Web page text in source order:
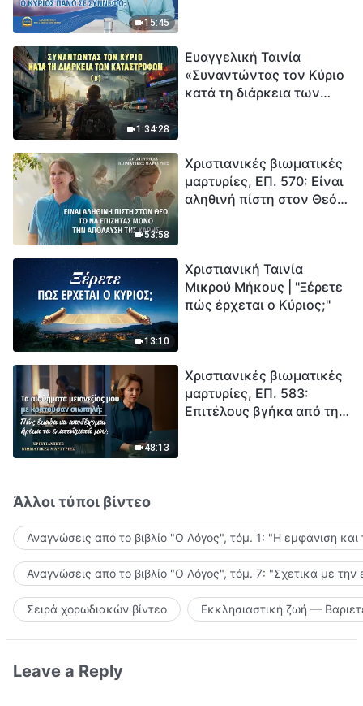
15:45
1:34:28
Ευαγγελική Ταινία
«Συναντώντας τον Κύριο
κατά τη διάρκεια των
εξαφάνισης». Οι
καταστροφές χτυπούν.
Ξεκινά η αντίστροφη
53:58
Χριστιανικές βιωματικές
μαρτυρίες, ΕΠ. 570: Είναι
αληθινή πίστη στον Θεό
13:10
Χριστιανική Ταινία
Μικρού Μήκους | "Ξέρετε
πώς έρχεται ο Κύριος;"
48:13
Χριστιανικές βιωματικές
μαρτυρίες, ΕΠ. 583:
Επιτέλους βγήκα από τη
Άλλοι τύποι βίντεο
Αναγνώσεις από το βιβλίο "Ο Λόγος", τόμ. 1: "Η εμφάνιση
Αναγνώσεις από το βιβλίο "Ο Λόγος", τόμ. 7: "Σχετικά με την
Σειρά χορωδιακών βίντεο Εκκλησιαστική ζωή —
Leave a Reply